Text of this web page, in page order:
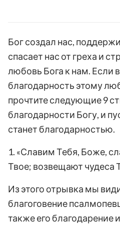
Бог создал нас,
спасает нас от греха и
любовь Бога к нам. Если
благодарность этому
прочтите следующие 9
благодарности Богу, и
станет благодарностью.
1. «Славим Тебя, Боже,
Твое; возвещают чудеса
Из этого отрывка мы
благоговение
также его благодарение